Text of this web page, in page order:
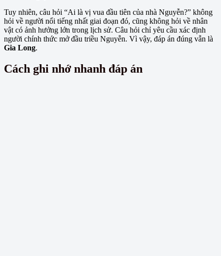
Tuy nhiên, câu hỏi “Ai là vị vua đầu tiên của nhà Nguyễn?” không
hỏi về người nổi tiếng nhất giai đoạn đó, cũng không hỏi về nhân
vật có ảnh hưởng lớn trong lịch sử. Câu hỏi chỉ yêu cầu xác định
người chính thức mở đầu triều Nguyễn. Vì vậy, đáp án đúng vẫn là
Gia Long.
Cách ghi nhớ nhanh đáp án